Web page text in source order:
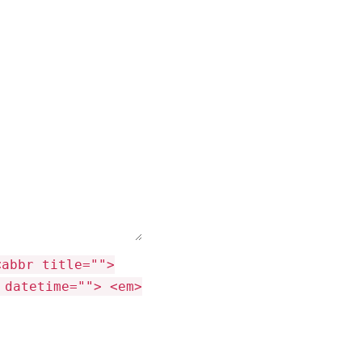
title="">
<em>